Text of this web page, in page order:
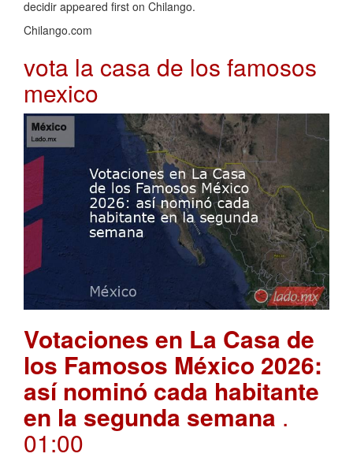
decidir appeared first on Chilango.
Chilango.com
vota la casa de los famosos
mexico
Votaciones en La Casa de
los Famosos México 2026:
así nominó cada habitante
en la segunda semana .
01:00